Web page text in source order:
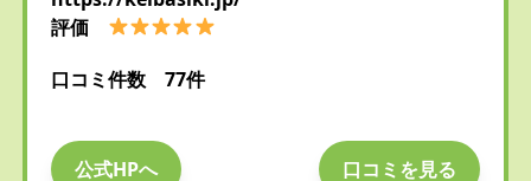
評価
口コミ件数 77件
公式HPへ 口コミを見る